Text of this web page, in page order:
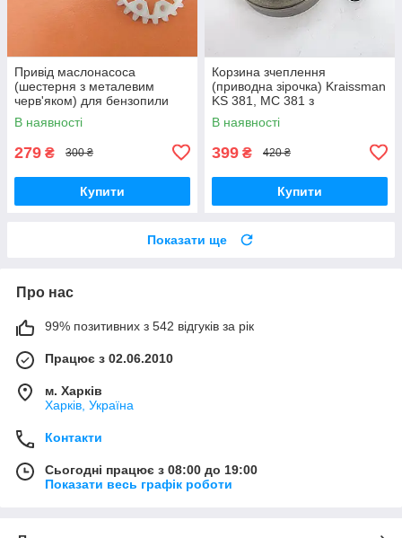
Привід маслонасоса
(шестерня з металевим
черв'яком) для бензопили
Kraissmann KS 381 / MS 381
В наявності
279 ₴ 300 ₴
Купити
Корзина зчеплення
(приводна зірочка) Kraissman
KS 381, МС 381 з
підшипником
В наявності
399 ₴ 420 ₴
Купити
Показати ще
Про нас
99% позитивних з 542 відгуків за рік
Працює з 02.06.2010
м. Харків
Харків, Україна
Контакти
Сьогодні працює з 08:00 до 19:00
Показати весь графік роботи